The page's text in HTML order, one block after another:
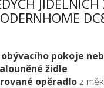
pokoje
židle
opěradlo z